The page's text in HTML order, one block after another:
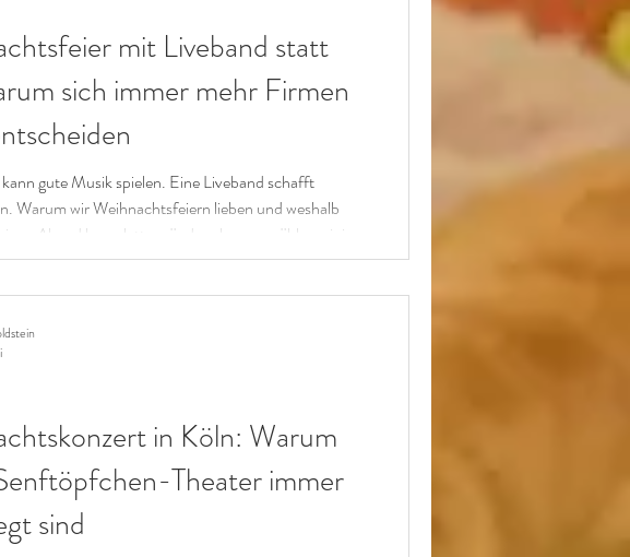
Pop Stil
mit Liveband statt
sich immer mehr Firmen
gute Musik spielen. Eine Liveband schafft
Warum wir Weihnachtsfeiern lieben und weshalb
Abend komplett verändern kann, erzählen wir in
in Köln: Warum
Theater immer
sind